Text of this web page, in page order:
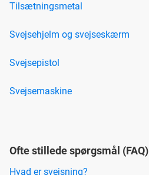
Tilsætningsmetal
Svejsehjelm og svejseskærm
Svejsepistol
Svejsemaskine
Ofte stillede spørgsmål (FAQ)
Hvad er svejsning?